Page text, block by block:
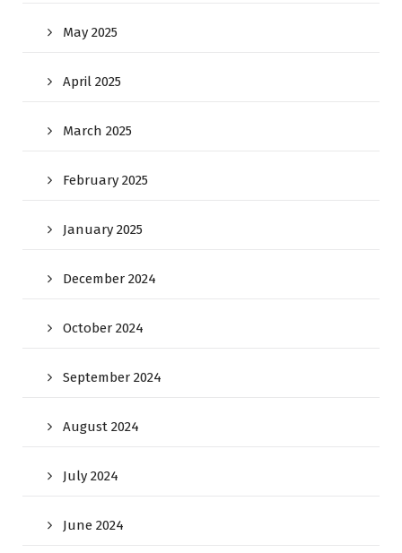
May 2025
April 2025
March 2025
February 2025
January 2025
December 2024
October 2024
September 2024
August 2024
July 2024
June 2024